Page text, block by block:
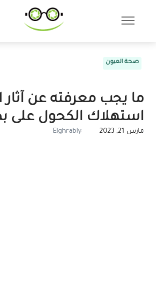
صحة العيون
ما يجب معرفته عن آثار
استهلاك الكحول على
مارس 21, 2023 Elghrably